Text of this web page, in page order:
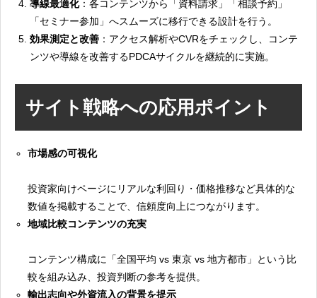
導線最適化：各コンテンツから「資料請求」「相談予約」
「セミナー参加」へスムーズに移行できる設計を行う。
効果測定と改善 ：アクセス解析やCVRをチェックし、コンテ
ンツや導線を改善するPDCAサイクルを継続的に実施。
サイト戦略への応用ポイント
市場感の可視化
投資家向けページにリアルな利回り・価格推移など具体的な
数値を掲載することで、信頼度向上につながります。
地域比較コンテンツの充実
コンテンツ構成に「全国平均 vs 東京 vs 地方都市」という比
較を組み込み、投資判断の参考を提供。
輸出志向や外資流入の背景を提示